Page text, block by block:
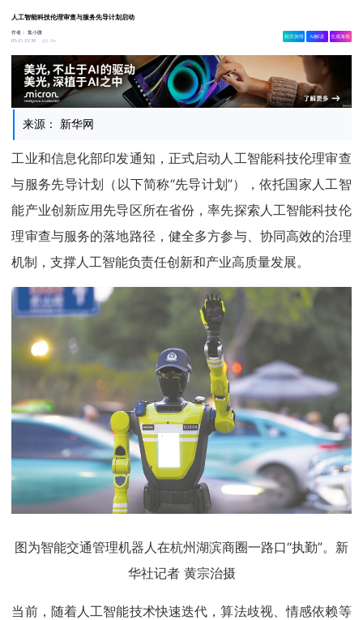
人工智能科技伦理审查与服务先导计划启动
作者：集小微
05-15 15:30
1.9w
相关舆情 AI解读 生成海报
来源： 新华网
工业和信息化部印发通知，正式启动人工智能科技伦理审查
与服务先导计划（以下简称“先导计划”），依托国家人工智
能产业创新应用先导区所在省份，率先探索人工智能科技伦
理审查与服务的落地路径，健全多方参与、协同高效的治理
机制，支撑人工智能负责任创新和产业高质量发展。
图为智能交通管理机器人在杭州湖滨商圈一路口“执勤”。新
华社记者 黄宗治摄
当前，随着人工智能技术快速迭代，算法歧视、情感依赖等